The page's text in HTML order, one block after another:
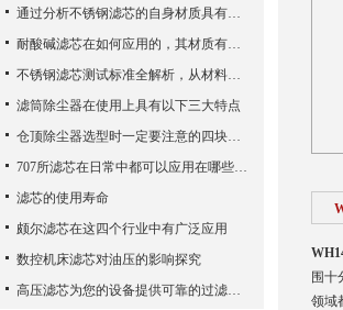
围十
领域
通过分析不锈钢滤芯的自身材质具有哪些优点？
耐酸碱滤芯在如何应用的，其材质有什么性能？
不锈钢滤芯测试标准全解析，从材料性能到应用场景的严苛验证
滤筒除尘器在使用上具有以下三大特点
仓顶除尘器选型时一定要注意的四块内容
707所滤芯在日常中都可以应用在哪些领域中？
滤芯的使用寿命
颇尔滤芯在这四个行业中有广泛应用
数控机床滤芯对油压的影响探究
高压滤芯为您的设备提供可靠的过滤保护